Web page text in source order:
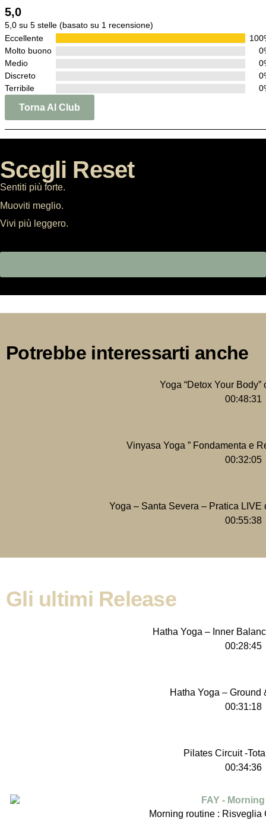
5,0
5,0 su 5 stelle (basato su 1 recensione)
Eccellente
Molto buono
Medio
Discreto
Terribile
Torna Al Club
Scegli Reset
Sentiti più forte.
Muoviti meglio.
Vivi più leggero.
Potrebbe interessarti anche
Yoga “Detox Your Body”
00:48:31
Vinyasa Yoga ” Fondamenta e
00:32:05
Yoga – Santa Severa – Pratica
00:55:38
Gli ultimi Release
Hatha Yoga – Inner
00:28:45
Hatha Yoga – Ground
00:31:18
Pilates Circuit -
00:34:36
Morning routine : Risveglia